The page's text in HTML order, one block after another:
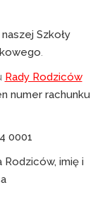
Szkoły
.
Rady Rodziców
numer rachunku
0001
Rodziców, imię i